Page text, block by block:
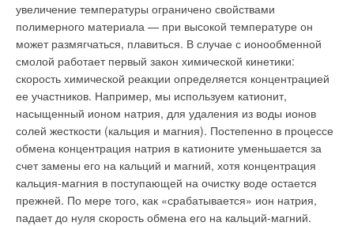
увеличение температуры ограничено свойствами
полимерного материала — при высокой температуре он
может размягчаться, плавиться. В случае с ионообменной
смолой работает первый закон химической кинетики:
скорость химической реакции определяется концентрацией
ее участников. Например, мы используем катионит,
насыщенный ионом натрия, для удаления из воды ионов
солей жесткости (кальция и магния). Постепенно в процессе
обмена концентрация натрия в катионите уменьшается за
счет замены его на кальций и магний, хотя концентрация
кальция-магния в поступающей на очистку воде остается
прежней. По мере того, как «срабатывается» ион натрия,
падает до нуля скорость обмена его на кальций-магний.